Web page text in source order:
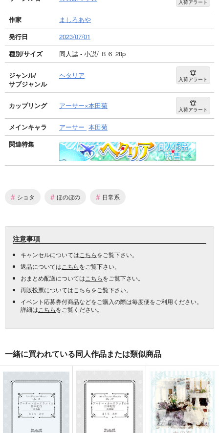
入荷アラート
作家
ましろあや
発行日
2023/07/01
種別/サイズ
同人誌 - 小説/ Ｂ６ 20p
ジャンル/
サブジャンル
ヘタリア 入荷アラート
カップリング アーサー×本田菊 入荷アラート
メインキャラ アーサー 本田菊
関連特集
# ショタ # ほのぼの # 日常系
注意事項
キャンセルについては こちらをご覧下さい。
返品については こちらをご覧下さい。
おまとめ配送については こちらをご覧下さい。
再販投票については こちらをご覧下さい。
イベント応募券付商品などをご購入の際は毎度便をご利用ください。
詳細は こちらをご覧ください。
一緒に買われている同人作品または類似商品